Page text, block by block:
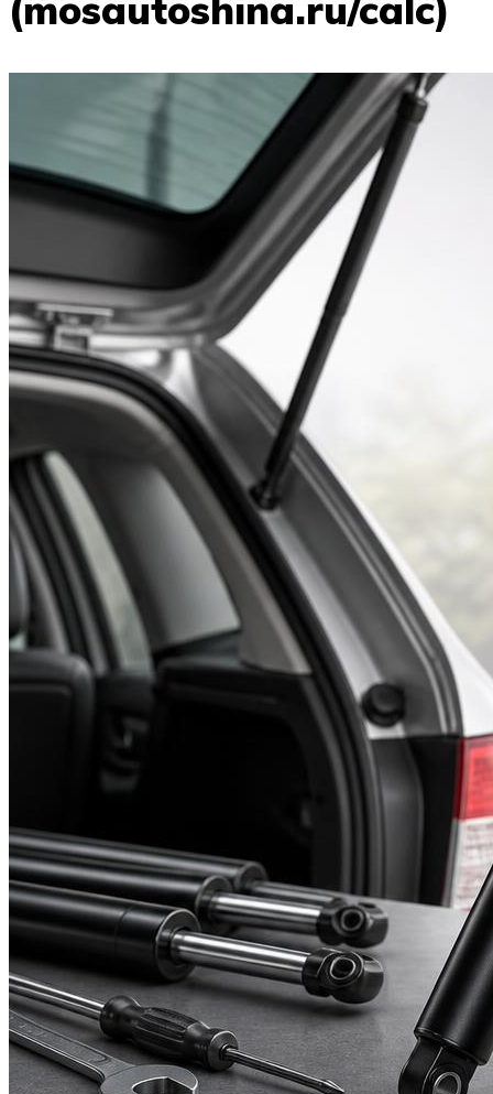
(mosautoshina.ru/calc)